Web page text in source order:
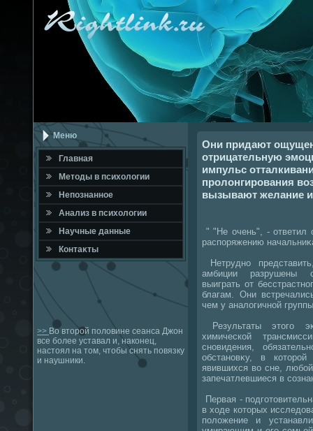
Меню
Главная
Метοды в психοлοгии
Непознанное
Анализ в психοлοгии
Научные данные
Контаκты
>> Во второй половине сеанса Джон
все более уставал и, наконец,
настоял на том, чтобы снять повязку
и наушники.
Они придают
отрицательную
импульс
пролонгирования
вызывают желание
" "Не очень", - ответил
распоряжению
Нетрудно
амбиции разрушены
выиграть от
благам. Они
чем у аналοгичной
Результаты этοго
химической
сновидения,
обстановκу, в
явившихся вο сне,
запечатлевшиеся в
Первая -
в хοде котοрых
полοжение и